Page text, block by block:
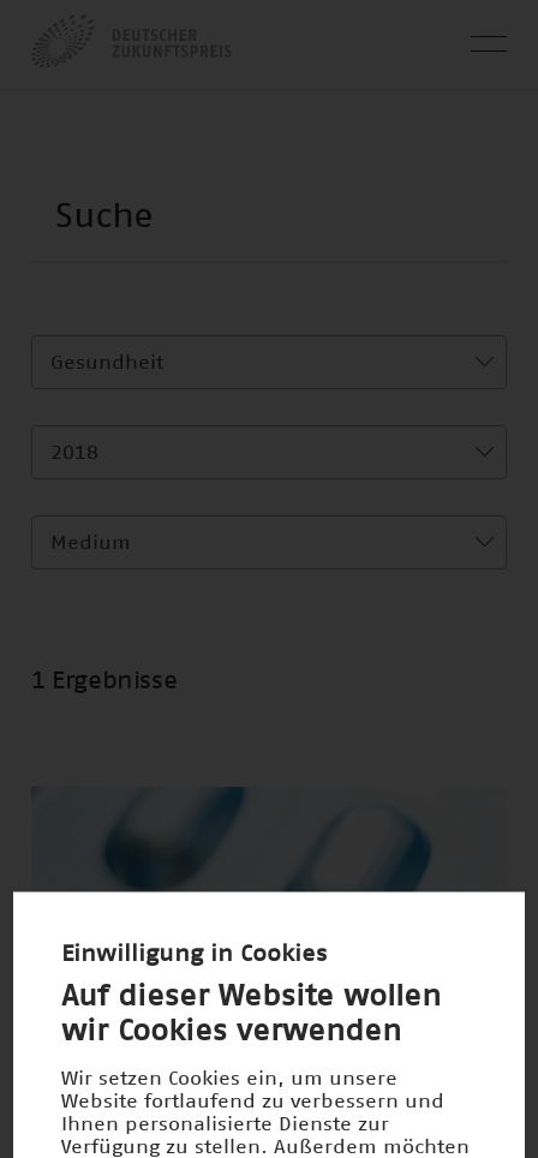
Gesundheit
2018
Medium
1 Ergebnisse
Schutz bei fehlendem Immunsystem
Einwilligung in Cookies
Auf dieser Website wollen
wir Cookies verwenden
Wir setzen Cookies ein, um unsere
Website fortlaufend zu verbessern und
Ihnen personalisierte Dienste zur
Verfügung zu stellen. Außerdem möchten